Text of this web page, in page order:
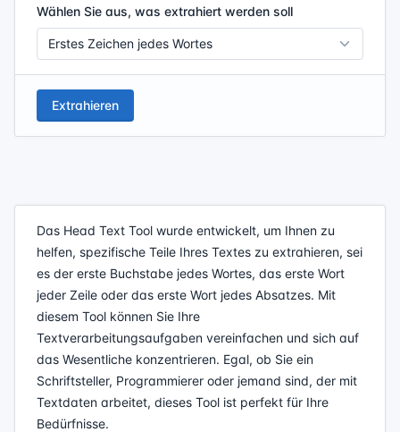
Wählen Sie aus, was extrahiert werden soll
Extrahieren
Das Head Text Tool wurde entwickelt, um Ihnen zu
helfen, spezifische Teile Ihres Textes zu extrahieren, sei
es der erste Buchstabe jedes Wortes, das erste Wort
jeder Zeile oder das erste Wort jedes Absatzes. Mit
diesem Tool können Sie Ihre
Textverarbeitungsaufgaben vereinfachen und sich auf
das Wesentliche konzentrieren. Egal, ob Sie ein
Schriftsteller, Programmierer oder jemand sind, der mit
Textdaten arbeitet, dieses Tool ist perfekt für Ihre
Bedürfnisse.